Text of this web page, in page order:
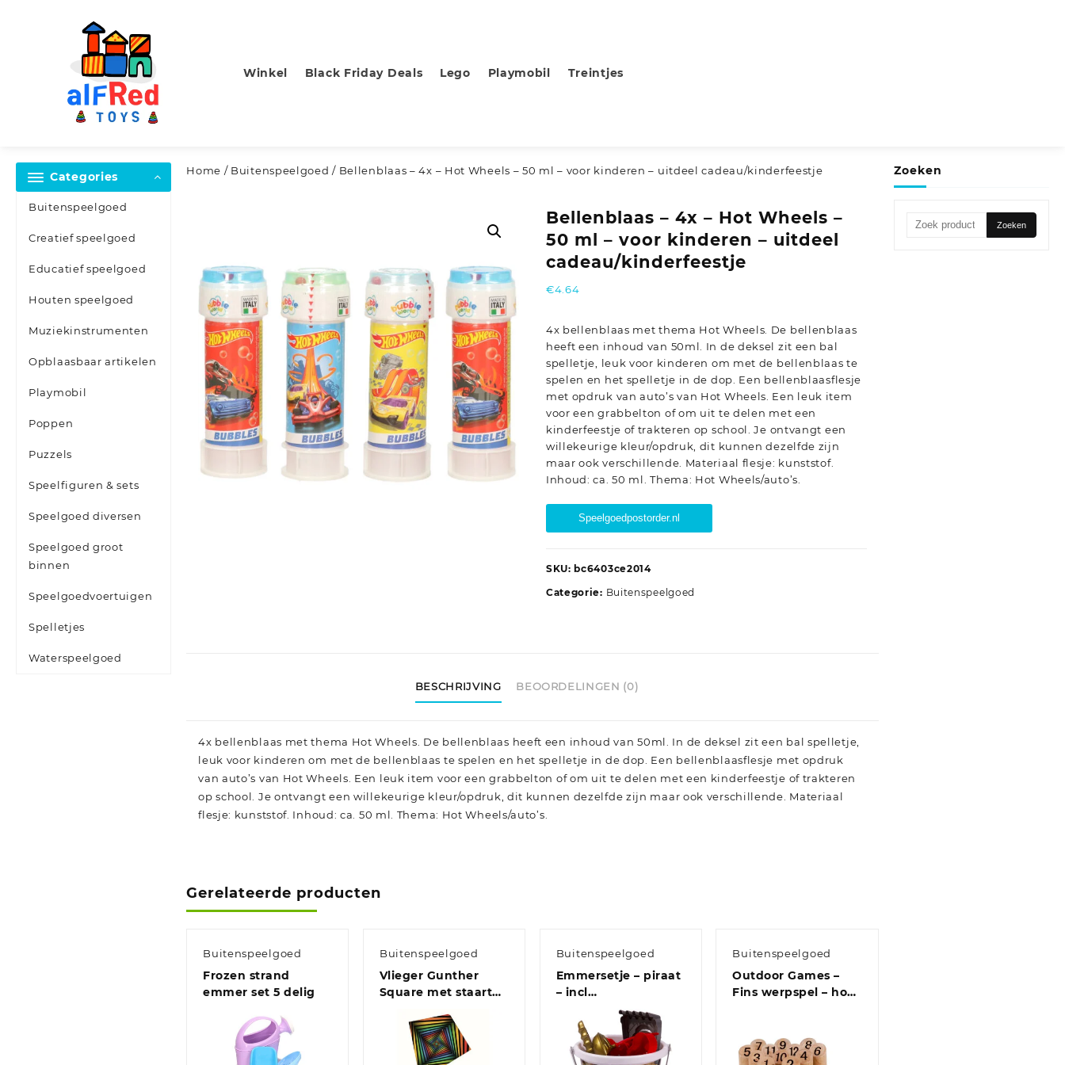
Winkel Black Friday Deals Lego Playmobil Treintjes
Categories
Buitenspeelgoed
Creatief speelgoed
Educatief speelgoed
Houten speelgoed
Muziekinstrumenten
Opblaasbaar artikelen
Playmobil
Poppen
Puzzels
Speelfiguren & sets
Speelgoed diversen
Speelgoed groot
binnen
Speelgoedvoertuigen
Spelletjes
Waterspeelgoed
Home / Buitenspeelgoed / Bellenblaas – 4x – Hot Wheels – 50 ml – voor kinderen – uitdeel cadeau/kinderfeestje
Bellenblaas – 4x – Hot Wheels –
50 ml – voor kinderen – uitdeel
cadeau/kinderfeestje
€4.64
4x bellenblaas met thema Hot Wheels. De bellenblaas
heeft een inhoud van 50ml. In de deksel zit een bal
spelletje, leuk voor kinderen om met de bellenblaas te
spelen en het spelletje in de dop. Een bellenblaasflesje
met opdruk van auto’s van Hot Wheels. Een leuk item
voor een grabbelton of om uit te delen met een
kinderfeestje of trakteren op school. Je ontvangt een
willekeurige kleur/opdruk, dit kunnen dezelfde zijn
maar ook verschillende. Materiaal flesje: kunststof.
Inhoud: ca. 50 ml. Thema: Hot Wheels/auto’s.
Speelgoedpostorder.nl
SKU: bc6403ce2014
Categorie: Buitenspeelgoed
BESCHRIJVING BEOORDELINGEN (0)
4x bellenblaas met thema Hot Wheels. De bellenblaas heeft een inhoud van 50ml. In de deksel zit een bal spelletje,
leuk voor kinderen om met de bellenblaas te spelen en het spelletje in de dop. Een bellenblaasflesje met opdruk
van auto’s van Hot Wheels. Een leuk item voor een grabbelton of om uit te delen met een kinderfeestje of trakteren
op school. Je ontvangt een willekeurige kleur/opdruk, dit kunnen dezelfde zijn maar ook verschillende. Materiaal
flesje: kunststof. Inhoud: ca. 50 ml. Thema: Hot Wheels/auto’s.
Gerelateerde producten
Buitenspeelgoed
Frozen strand
emmer set 5 delig
Buitenspeelgoed
Vlieger Gunther
Square met staart
70 x 70 cm
Buitenspeelgoed
Emmersetje – piraat
– incl
schepje/harkje/vormpjes
– speelgoed
Buitenspeelgoed
Outdoor Games –
Fins werpspel – hout
Zoeken
Zoeken
Zoeken